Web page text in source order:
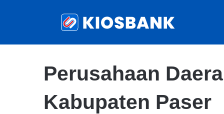
Perusahaan
Kabupaten Paser